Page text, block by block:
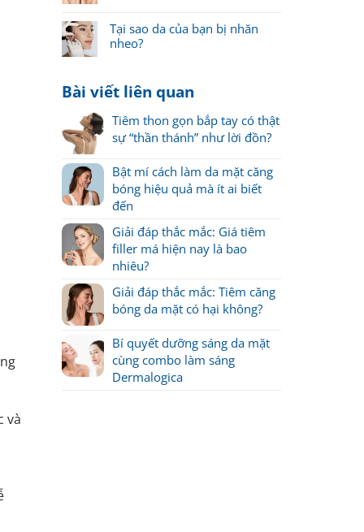
và
Tại sao da của bạn bị nhăn
nheo?
Bài viết liên quan
Tiêm thon gọn bắp tay có thật
sự “thần thánh” như lời đồn?
Bật mí cách làm da mặt căng
bóng hiệu quả mà ít ai biết
đến
Giải đáp thắc mắc: Giá tiêm
filler má hiện nay là bao
nhiêu?
Giải đáp thắc mắc: Tiêm căng
bóng da mặt có hại không?
Bí quyết dưỡng sáng da mặt
cùng combo làm sáng
Dermalogica